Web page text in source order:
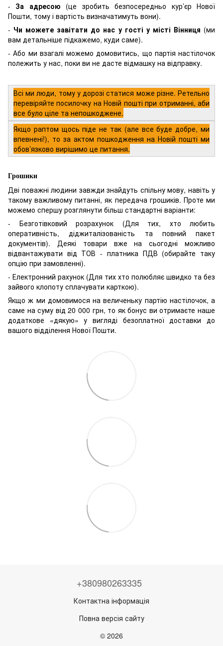
- За адресою (це зробить безпосередньо кур’єр Нової
Пошти, тому і вартість визначатимуть вони).
- Чи можете завітати до нас у гості у місті Вінниця (ми
вам детальніше підкажемо, куди саме).
- Або ми взагалі можемо домовитись, що партія настілочок
полежить у нас, поки ви не дасте відмашку на відправку.
Всі ми люди, тому у дорозі статися може різне. Ретельно
перевіряйте посилочку на Новій пошті при отриманні, аби
все було ціле та непошкоджене.
Якщо раптом щось піде не так (але все буде добре, ми
впевнені!), то за актом пошкодження на Новій пошті ми
обов’язково вирішимо це питання.
Грошики
Дві поважні людини завжди знайдуть спільну мову, навіть у
такому важливому питанні, як передача грошиків. Проте ми
можемо спершу розглянути більш стандартні варіанти:
- Безготівковий розрахунок (Для тих, хто любить
оперативність, діджиталізованість та повний пакет
документів). Деякі товари вже на сьогодні можливо
відвантажувати від ТОВ - платника ПДВ (обирайте таку
опцію при замовленні).
- Електронний рахунок (Для тих хто полюбляє швидко та без
зайвого клопоту сплачувати карткою).
Якщо ж ми домовимося на величеньку партію настілочок, а
саме на суму від 20 000 грн, то як бонус ви отримаєте наше
додаткове «дякую» у вигляді безоплатної доставки до
вашого відділення Нової Пошти.
+380980263335
Контактна інформація
Повна версія сайту
© 2026